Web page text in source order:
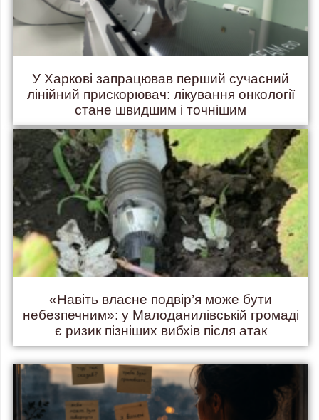
У Харкові запрацював перший сучасний
лінійний прискорювач: лікування онкології
стане швидшим і точнішим
«Навіть власне подвір’я може бути
небезпечним»: у Малоданилівській громаді
є ризик пізніших вибхів після атак